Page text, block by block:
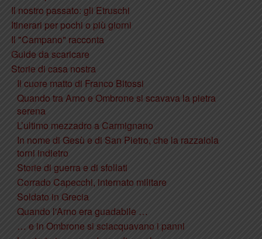
Il nostro passato: gli Etruschi
Itinerari per pochi o più giorni
Il "Campano" racconta
Guide da scaricare
Storie di casa nostra
Il cuore matto di Franco Bitossi
Quando tra Arno e Ombrone si scavava la pietra
serena
L’ultimo mezzadro a Carmignano
In nome di Gesù e di San Pietro, che la razzaiola
torni indietro
Storie di guerra e di sfollati
Corrado Capecchi, internato militare
Soldato in Grecia
Quando l'Arno era guadabile …
… e in Ombrone si sciacquavano i panni